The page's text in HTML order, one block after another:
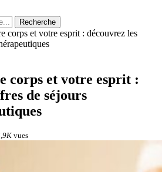
Recherche
corps et votre esprit : découvrez les
corps et votre esprit :
de séjours
vues